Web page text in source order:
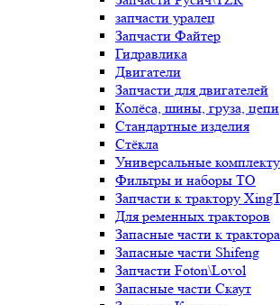
запчасти уралец
Запчасти Файтер
Гидравлика
Двигатели
Запчасти для двигателей
Колёса, шины, груза, цепи
Стандартные изделия
Стёкла
Универсальные
Фильтры и наборы ТО
Запчасти к трактору
Для ременных тракторов
Запасные части к
Запасные части Shifeng
Запчасти Foton\Lovol
Запасные части Скаут